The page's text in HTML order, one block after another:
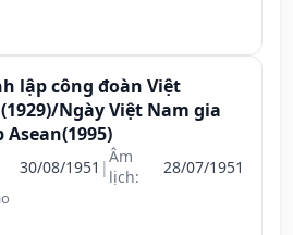
lập công đoàn Việt
Ngày Việt Nam gia
Asean(1995)
30/08/1951 |Âm
lịch:
28/07/1951